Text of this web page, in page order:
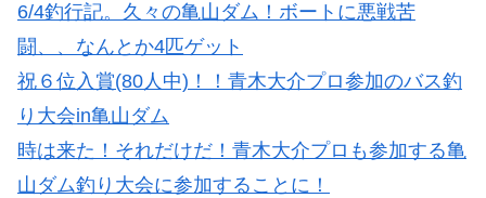
6/4釣行記。久々の亀山ダム！ボートに悪戦苦
闘、、なんとか4匹ゲット
祝６位入賞(80人中)！！青木大介プロ参加のバス釣
り大会in亀山ダム
時は来た！それだけだ！青木大介プロも参加する亀
山ダム釣り大会に参加することに！